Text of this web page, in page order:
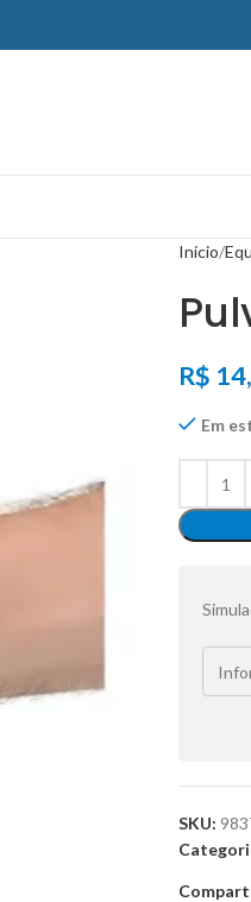
Início
R$
Em
SKU: